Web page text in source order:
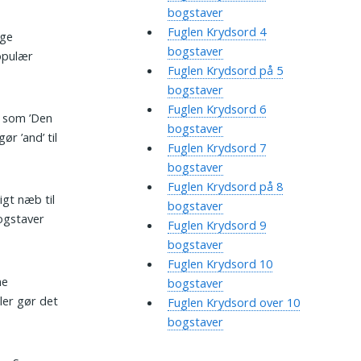
’Den
’and’ til
næb til
gør det
bogstaver
Fuglen Krydsord 4
bogstaver
Fuglen Krydsord på 5
bogstaver
Fuglen Krydsord 6
bogstaver
Fuglen Krydsord 7
bogstaver
Fuglen Krydsord på 8
bogstaver
Fuglen Krydsord 9
bogstaver
Fuglen Krydsord 10
bogstaver
Fuglen Krydsord over 10
bogstaver